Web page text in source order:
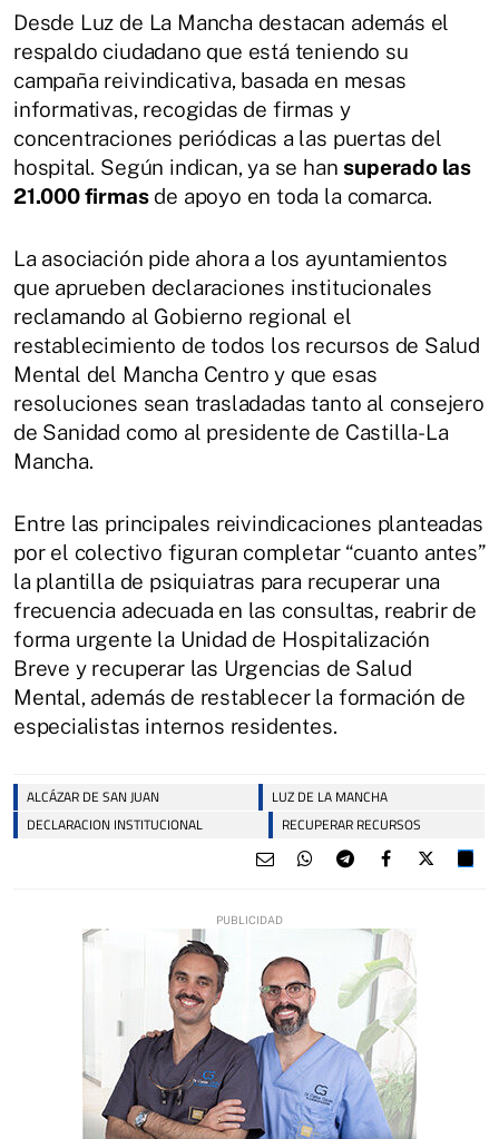
Desde Luz de La Mancha destacan además el
respaldo ciudadano que está teniendo su
campaña reivindicativa, basada en mesas
informativas, recogidas de firmas y
concentraciones periódicas a las puertas del
hospital. Según indican, ya se hansuperado las
21.000 firmasde apoyo en toda la comarca.
La asociación pide ahora a los ayuntamientos
que aprueben declaraciones institucionales
reclamando al Gobierno regional el
restablecimiento de todos los recursos de Salud
Mental del Mancha Centro y que esas
resoluciones sean trasladadas tanto al consejero
de Sanidad como al presidente de Castilla-La
Mancha.
Entre las principales reivindicaciones planteadas
por el colectivo figuran completar “cuanto antes”
la plantilla de psiquiatras para recuperar una
frecuencia adecuada en las consultas, reabrir de
forma urgente la Unidad de Hospitalización
Breve y recuperar las Urgencias de Salud
Mental, además de restablecer la formación de
especialistas internos residentes.
ALCÁZAR DE SAN JUAN
LUZ DE LA MANCHA
DECLARACION INSTITUCIONAL
RECUPERAR RECURSOS